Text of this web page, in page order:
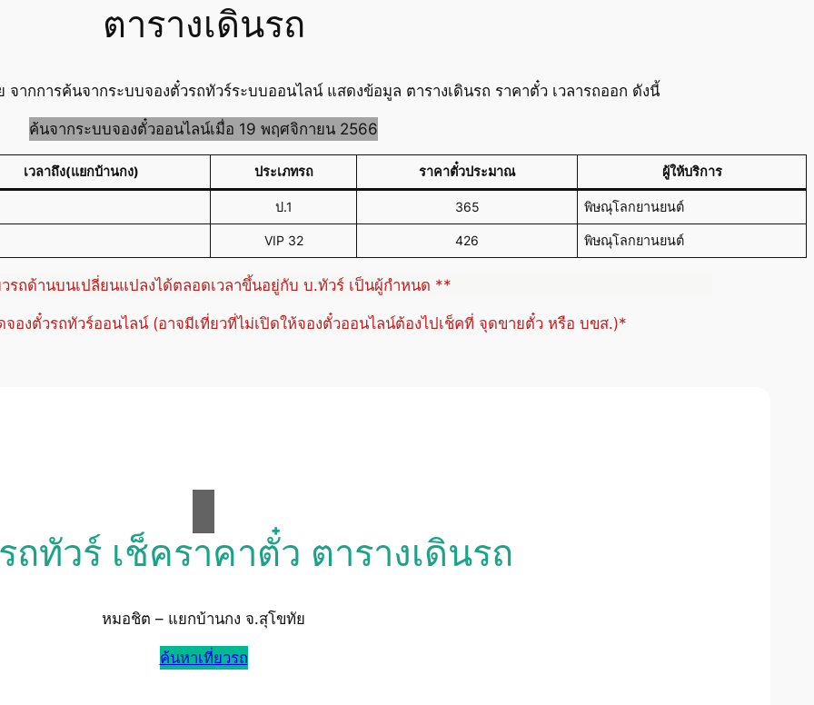
ตารางเดินรถ
ากการค้นจากระบบจองตั๋วรถทัวร์ระบบออนไลน์ แสดงข้อมูล ตารางเดินรถ ราคาตั๋ว เวลารถออก ดังนี้
ค้นจากระบบจองตั๋วออนไลน์เมื่อ 19 พฤศจิกายน 2566
เวลาถึง(แยกบ้านกง) ประเภทรถ ราคาตั๋วประมาณ ผู้ให้บริการ
ป.1 365 พิษณุโลกยานยนต์
VIP 32 426 พิษณุโลกยานยนต์
รถด้านบนเปลี่ยนแปลงได้ตลอดเวลาขึ้นอยู่กับ บ.ทัวร์ เป็นผู้กำหนด **
จองตั๋วรถทัวร์ออนไลน์ (อาจมีเที่ยวที่ไม่เปิดให้จองตั๋วออนไลน์ต้องไปเช็คที่ จุดขายตั๋ว หรือ บขส.)*
ถทัวร์ เช็คราคาตั๋ว ตารางเดินรถ
หมอชิต – แยกบ้านกง จ.สุโขทัย
ค้นหาเที่ยวรถ